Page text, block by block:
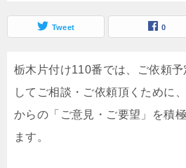
Tweet 0
栃木片付け110番では、ご依頼
してご相談・ご依頼頂くために
からの「ご意見・ご要望」を積
ます。